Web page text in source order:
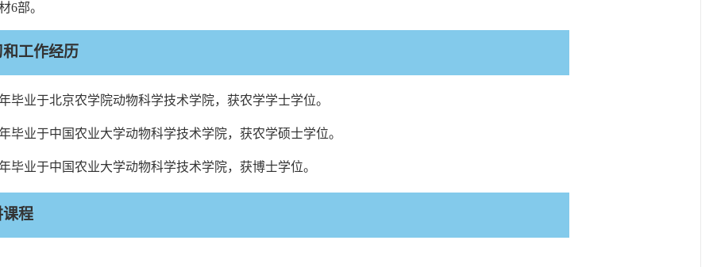
6部。
和工作经历
毕业于北京农学院动物科学技术学院，获农学学士学位。
毕业于中国农业大学动物科学技术学院，获农学硕士学位。
毕业于中国农业大学动物科学技术学院，获博士学位。
课程